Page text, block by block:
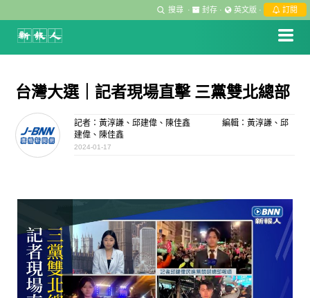
搜尋 · 封存 · 英文版 · 訂閱
台灣大選｜記者現場直擊 三黨雙北總部
記者：黃淳謙、邱建偉、陳佳鑫
編輯：黃淳謙、邱
建偉、陳佳鑫
2024-01-17